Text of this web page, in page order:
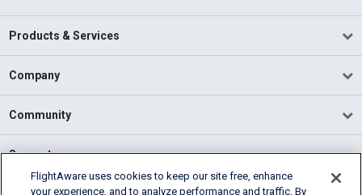
Products & Services
Company
Community
Support
FlightAware uses cookies to keep our site free, enhance
your experience, and to analyze performance and traffic. By